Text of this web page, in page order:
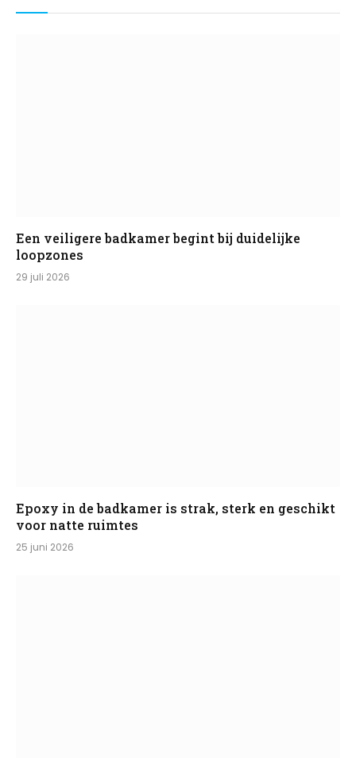
Een veiligere badkamer begint bij duidelijke
loopzones
29 juli 2026
Epoxy in de badkamer is strak, sterk en geschikt
voor natte ruimtes
25 juni 2026